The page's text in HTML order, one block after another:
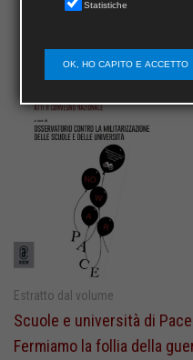
Estratto dal volume
Scuole e università di Pace
Fermiamo la follia della
Statistiche
OK, HO CAPITO E ACCETTO